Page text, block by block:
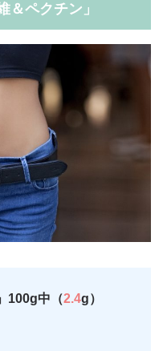
＆ペクチン」
」100g中（2.4g）